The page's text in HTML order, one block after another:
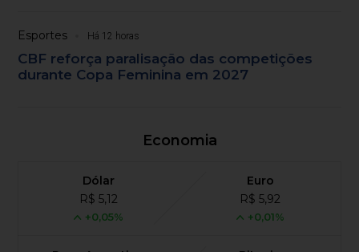
Esportes Há 12 horas
CBF reforça paralisação das competições
durante Copa Feminina em 2027
Economia
Dólar
R$ 5,12
+0,05%
Euro
R$ 5,92
+0,01%